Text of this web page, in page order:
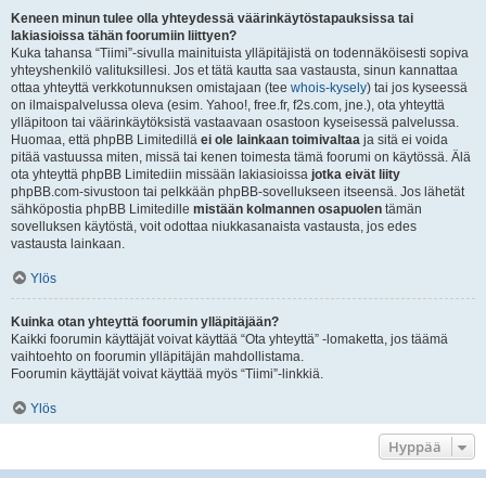
Keneen minun tulee olla yhteydessä väärinkäytöstapauksissa tai
lakiasioissa tähän foorumiin liittyen?
Kuka tahansa “Tiimi”-sivulla mainituista ylläpitäjistä on todennäköisesti sopiva
yhteyshenkilö valituksillesi. Jos et tätä kautta saa vastausta, sinun kannattaa
ottaa yhteyttä verkkotunnuksen omistajaan (tee whois-kysely) tai jos kyseessä
on ilmaispalvelussa oleva (esim. Yahoo!, free.fr, f2s.com, jne.), ota yhteyttä
ylläpitoon tai väärinkäytöksistä vastaavaan osastoon kyseisessä palvelussa.
Huomaa, että phpBB Limitedillä ei ole lainkaan toimivaltaa ja sitä ei voida
pitää vastuussa miten, missä tai kenen toimesta tämä foorumi on käytössä. Älä
ota yhteyttä phpBB Limitediin missään lakiasioissa jotka eivät liity
phpBB.com-sivustoon tai pelkkään phpBB-sovellukseen itseensä. Jos lähetät
sähköpostia phpBB Limitedille mistään kolmannen osapuolen tämän
sovelluksen käytöstä, voit odottaa niukkasanaista vastausta, jos edes
vastausta lainkaan.
Ylös
Kuinka otan yhteyttä foorumin ylläpitäjään?
Kaikki foorumin käyttäjät voivat käyttää “Ota yhteyttä” -lomaketta, jos täämä
vaihtoehto on foorumin ylläpitäjän mahdollistama.
Foorumin käyttäjät voivat käyttää myös “Tiimi”-linkkiä.
Ylös
Hyppää